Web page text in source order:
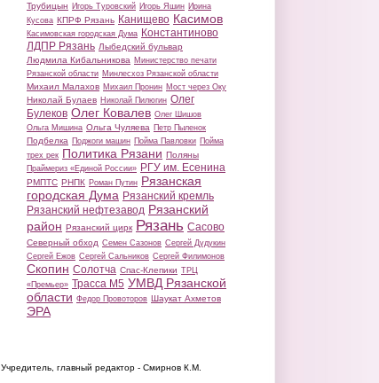
Трубицын Игорь Туровский Игорь Яшин Ирина
Кусова КПРФ Рязань Канищево Касимов
Касимовская городская Дума Константиново
ЛДПР Рязань Лыбедский бульвар
Людмила Кибальникова Министерство печати
Рязанской области Минлесхоз Рязанской области
Михаил Малахов Михаил Пронин Мост через Оку
Николай Булаев Николай Пилюгин Олег
Булеков Олег Ковалев Олег Шишов
Ольга Мишина Ольга Чуляева Петр Пыленок
Подбелка Поджоги машин Пойма Павловки Пойма
трех рек Политика Рязани Поляны
Праймериз «Единой России» РГУ им. Есенина
РМПТС РНПК Роман Путин Рязанская
городская Дума Рязанский кремль
Рязанский нефтезавод Рязанский
район Рязанский цирк Рязань Сасово
Северный обход Семен Сазонов Сергей Дудукин
Сергей Ежов Сергей Сальников Сергей Филимонов
Скопин Солотча Спас-Клепики ТРЦ
«Премьер» Трасса М5 УМВД Рязанской
области Федор Провоторов Шаукат Ахметов
ЭРА
Учредитель, главный редактор - Смирнов К.М.